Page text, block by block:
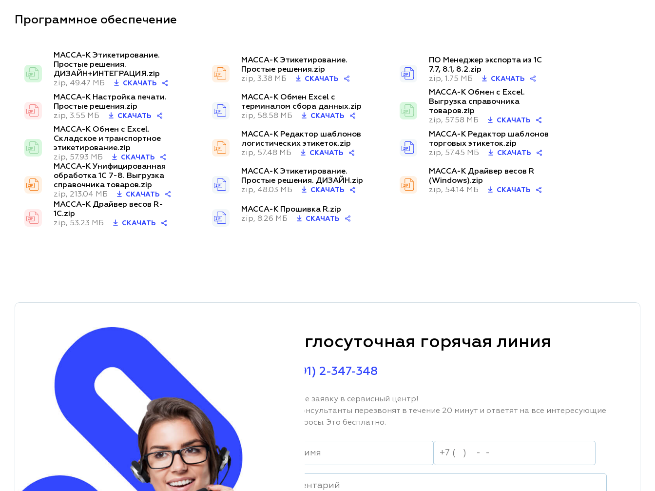
Программное обеспечение
МАССА-К Этикетирование.
Простые решения.
ДИЗАЙН+ИНТЕГРАЦИЯ.zip
zip, 49.47 МБ
СКАЧАТЬ
МАССА-К Этикетирование.
Простые решения.zip
zip, 3.38 МБ
СКАЧАТЬ
ПО Менеджер экспорта из 1С
7.7, 8.1, 8.2.zip
zip, 1.75 МБ
СКАЧАТЬ
МАССА-К Настройка печати.
Простые решения.zip
zip, 3.55 МБ
СКАЧАТЬ
МАССА-К Обмен Excel с
терминалом сбора данных.zip
zip, 58.58 МБ
СКАЧАТЬ
МАССА-К Обмен с Excel.
Выгрузка справочника
товаров.zip
zip, 57.58 МБ
СКАЧАТЬ
МАССА-К Обмен с Excel.
Складское и транспортное
этикетирование.zip
zip, 57.93 МБ
СКАЧАТЬ
МАССА-К Редактор шаблонов
логистических этикеток.zip
zip, 57.48 МБ
СКАЧАТЬ
МАССА-К Редактор шаблонов
торговых этикеток.zip
zip, 57.45 МБ
СКАЧАТЬ
МАССА-К Унифицированная
обработка 1С 7-8. Выгрузка
справочника товаров.zip
zip, 213.04 МБ
СКАЧАТЬ
МАССА-К Этикетирование.
Простые решения. ДИЗАЙН.zip
zip, 48.03 МБ
СКАЧАТЬ
МАССА-К Драйвер весов R
(Windows).zip
zip, 54.14 МБ
СКАЧАТЬ
МАССА-К Драйвер весов R-
1C.zip
zip, 53.23 МБ
СКАЧАТЬ
МАССА-К Прошивка R.zip
zip, 8.26 МБ
СКАЧАТЬ
Круглосуточная горячая линия
+7 (391) 2-347-348
Оставьте заявку в сервисный центр!
Наши консультанты перезвонят в течение 20 минут и ответят на все интересующие
Вас вопросы. Это бесплатно.